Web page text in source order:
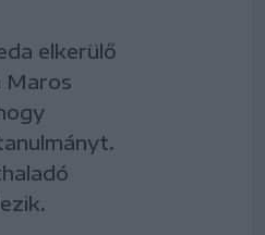
elkerülő
Maros